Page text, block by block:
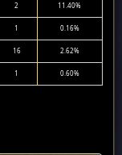
2 11.40%
1 0.16%
16 2.62%
1 0.60%